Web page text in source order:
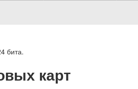
бита.
карт